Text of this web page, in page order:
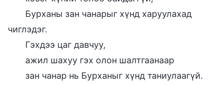
Бурханы зан чанарыг хүнд харуулахад
чиглэдэг.
Гэхдээ цаг давчуу,
ажил шахуу гэх олон шалтгаанаар
зан чанар нь Бурханыг хүнд таниулаагүй.